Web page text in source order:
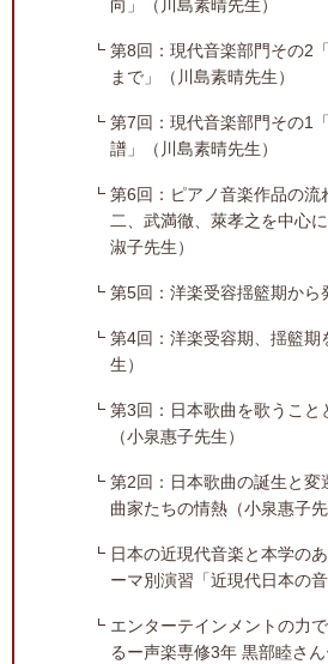
向」（川島素晴先生）
第8回：現代音楽部門その2
まで」（川島素晴先生）
第7回：現代音楽部門その1
譜」（川島素晴先生）
第6回：ピアノ音楽作品の流
二、武満徹、萊孝之を中心
淑子先生）
第5回：洋楽受容揺籃期から
第4回：洋楽受容期、揺籃期
生）
第3回：日本歌曲を歌うこと
（小泉惠子先生）
第2回：日本歌曲の誕生と
曲家たちの情熱（小泉惠子先
日本の近現代音楽と本学の
ーマ別演習「近現代日本の
エンターテインメントの力
るー声楽専修3年 黒部睦さん